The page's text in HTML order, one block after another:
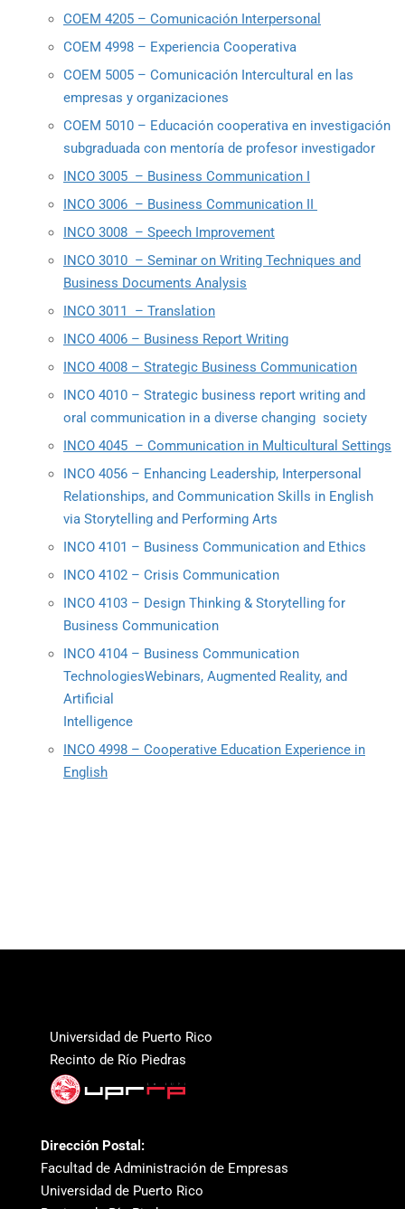
COEM 4205 – Comunicación Interpersonal
COEM 4998 – Experiencia Cooperativa
COEM 5005 – Comunicación Intercultural en las
empresas y organizaciones
COEM 5010 – Educación cooperativa en investigación
subgraduada con mentoría de profesor investigador
INCO 3005 – Business Communication I
INCO 3006 – Business Communication II
INCO 3008 – Speech Improvement
INCO 3010 – Seminar on Writing Techniques and
Business Documents Analysis
INCO 3011 – Translation
INCO 4006 – Business Report Writing
INCO 4008 – Strategic Business Communication
INCO 4010 – Strategic business report writing and
oral communication in a diverse changing society
INCO 4045 – Communication in Multicultural Settings
INCO 4056 – Enhancing Leadership, Interpersonal
Relationships, and Communication Skills in English
via Storytelling and Performing Arts
INCO 4101 – Business Communication and Ethics
INCO 4102 – Crisis Communication
INCO 4103 – Design Thinking & Storytelling for
Business Communication
INCO 4104 – Business Communication
TechnologiesWebinars, Augmented Reality, and
Artificial
Intelligence
INCO 4998 – Cooperative Education Experience in
English
Universidad de Puerto Rico
Recinto de Río Piedras
Dirección Postal:
Facultad de Administración de Empresas
Universidad de Puerto Rico